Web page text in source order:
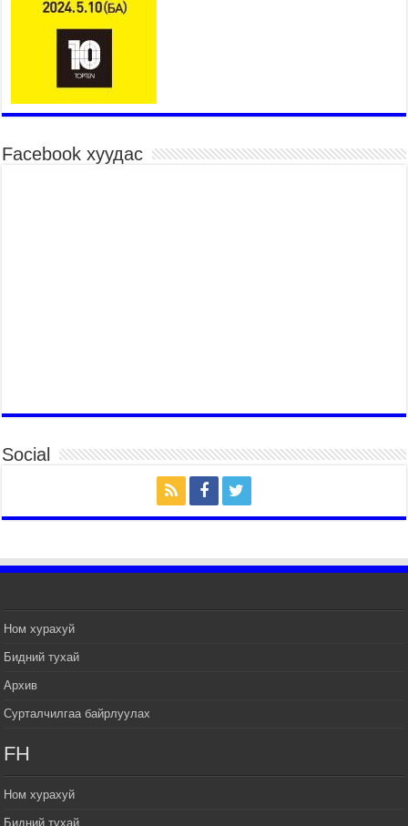
Үндэсний их баяр наадмын шагайн харваа
насанд хүрэгчдийн багийн харваагаар
үргэлжилж байна
2026 оны 7 сар 15 / 10 цаг 52 минут
Үндэсний их баяр наадмын хүчит бөхийн
ТӨРИЙН ДАЛБААНЫ ӨДӨРТ ЗОРИУЛСАН
2026 оны 7 сар 14 / 17 цаг 47 минут
Өв соёлоо тээж яваа уяачдын галаар УИХ-ын
дарга С.Бямбацогт зочлон баяр хүргэв
2026 оны 7 сар 14 / 17 цаг 40 минут
наадмын нээлтэд оролцон, сурын талбай,
шагайн асарт зочиллоо
Монгол Улсын Их Хурлын дарга С.Бямбацогт
баяр наадмын мэндчилгээ дэвшүүлэв
2026 оны 7 сар 14 / 17 цаг 09 минут
УИХ-ын дарга С.Бямбацогт БНХАУ-аас Монгол
хүлээн авч уулзав
бараалхав
2026 оны 7 сар 14 / 16 цаг 56 минут
Facebook хуудас
Social
Ном хурахуй
Бидний тухай
Архив
Сурталчилгаа байрлуулах
FH
Ном хурахуй
Бидний тухай